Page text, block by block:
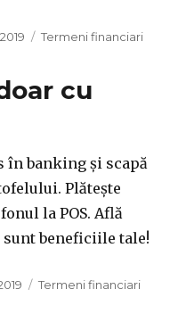
Categorii
Termeni financiari
cu
în banking și scapă
Plătește
la POS. Află
beneficiile tale!
Categorii
Termeni financiari